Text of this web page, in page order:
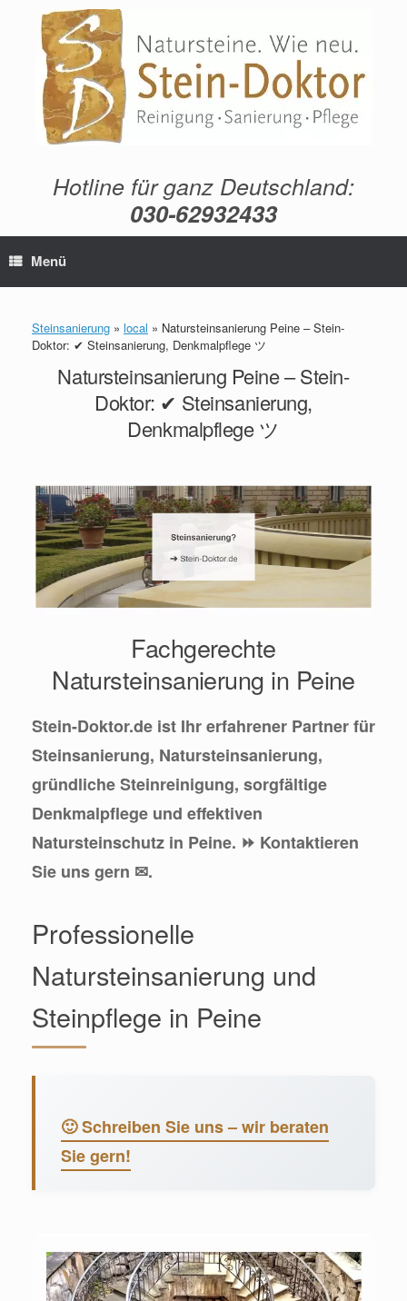
springen
Hotline für ganz Deutschland:
030-62932433
Menü
Steinsanierung » local » Natursteinsanierung Peine – Stein-
Doktor: ✔ Steinsanierung, Denkmalpflege ツ
Natursteinsanierung Peine – Stein-
Doktor: ✔ Steinsanierung,
Denkmalpflege ツ
Fachgerechte
Natursteinsanierung in Peine
Stein-Doktor.de ist Ihr erfahrener Partner für
Steinsanierung, Natursteinsanierung,
gründliche Steinreinigung, sorgfältige
Denkmalpflege und effektiven
Natursteinschutz in Peine. ⏩ Kontaktieren
Sie uns gern ✉.
Professionelle
Natursteinsanierung und
Steinpflege in Peine
🙂 Schreiben Sie uns – wir beraten
Sie gern!